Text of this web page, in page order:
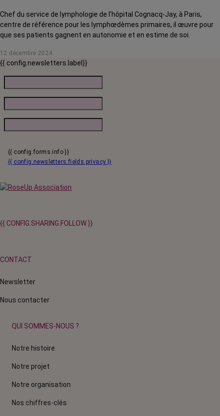
Chef du service de lymphologie de l’hôpital Cognacq-Jay, à Paris,
centre de référence pour les lymphœdèmes primaires, il œuvre pour
que ses patients gagnent en autonomie et en estime de soi.
12 décembre 2024
{{ config.newsletters.label}}
{{ config.forms.info }}
{{ config.newsletters.fields.privacy }}
{{ CONFIG.SHARING.FOLLOW }}
CONTACT
Newsletter
Nous contacter
QUI SOMMES-NOUS ?
Notre histoire
Notre projet
Notre organisation
Nos chiffres-clés